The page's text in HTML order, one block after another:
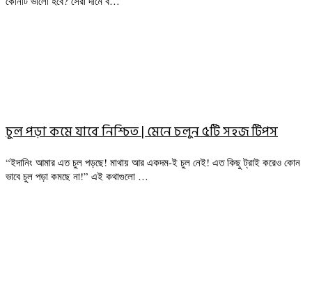
চুল পড়া কমে যাবে নিশ্চিত | মেনে চলুন ৫টি সহজ টিপস
“ইদানিং আমার এত চুল পড়ছে! মাথায় আর একদম-ই চুল নেই! এত কিছু ট্রাই করেও কোন
ভাবে চুল পড়া কমছে না!” এই কথাগুলো …